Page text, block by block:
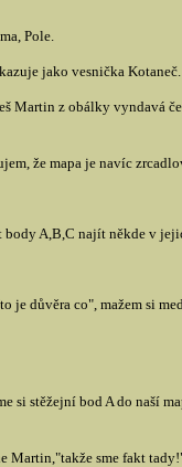
Pole.
jako vesnička Kotaneč.
z obálky vyndavá
že mapa je navíc
A,B,C najít někde v
důvěra co", mažem si
si stěžejní bod A do naší
sme fakt